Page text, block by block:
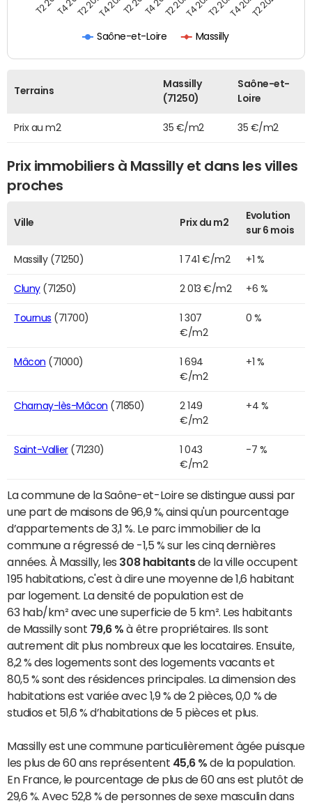
Saône-et-Loire Massilly
Terrains
Massilly
(71250)
Saône-et-
Loire
Prix au m2 35 €/m2 35 €/m2
Prix immobiliers à Massilly et dans les villes
proches
Ville Prix du m2
Evolution
sur 6 mois
Massilly (71250) 1 741 €/m2 +1 %
Cluny(71250) 2 013 €/m2 +6 %
Tournus (71700)
1 307
€/m2
0 %
Mâcon (71000)
1 694
€/m2
+1 %
Charnay-lès-Mâcon (71850)
2 149
€/m2
+4 %
Saint-Vallier(71230)
1 043
€/m2
-7 %
La commune de la Saône-et-Loire se distingue aussi par
une part de maisons de 96,9 %, ainsi qu'un pourcentage
d’appartements de 3,1 %. Le parc immobilier de la
commune a régressé de -1,5 % sur les cinq dernières
années. À Massilly, les 308 habitantsde la ville occupent
195 habitations, c'est à dire une moyenne de 1,6 habitant
par logement. La densité de population est de
63 hab/km² avec une superficie de 5 km². Les habitants
de Massilly sont 79,6 % à être propriétaires. Ils sont
autrement dit plus nombreux que les locataires. Ensuite,
8,2 % des logements sont des logements vacants et
80,5 % sont des résidences principales. La dimension des
habitations est variée avec 1,9 % de 2 pièces, 0,0 % de
studios et 51,6 % d’habitations de 5 pièces et plus.
Massilly est une commune particulièrement âgée puisque
les plus de 60 ans représentent 45,6 % de la population.
En France, le pourcentage de plus de 60 ans est plutôt de
29,6 %. Avec 52,8 % de personnes de sexe masculin dans